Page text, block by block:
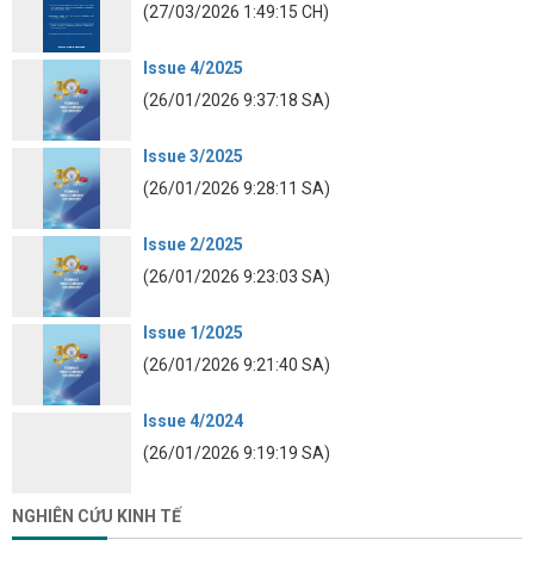
(27/03/2026 1:49:15 CH)
Issue 4/2025
(26/01/2026 9:37:18 SA)
Issue 3/2025
(26/01/2026 9:28:11 SA)
Issue 2/2025
(26/01/2026 9:23:03 SA)
Issue 1/2025
(26/01/2026 9:21:40 SA)
Issue 4/2024
(26/01/2026 9:19:19 SA)
NGHIÊN CỨU KINH TẾ